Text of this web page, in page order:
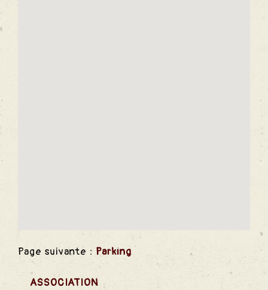
Page suivante : Parking
ASSOCIATION